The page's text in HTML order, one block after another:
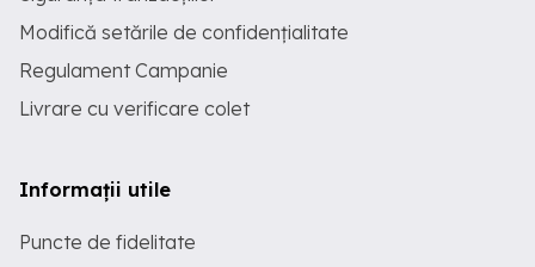
Modifică setările de confidențialitate
Regulament Campanie
Livrare cu verificare colet
Informații utile
Puncte de fidelitate